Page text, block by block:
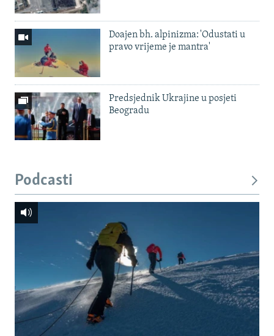
Doajen bh. alpinizma: 'Odustati u
pravo vrijeme je mantra'
Predsjednik Ukrajine u posjeti
Beogradu
Podcasti